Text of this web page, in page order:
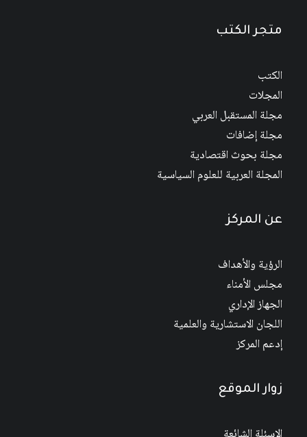
متجر الكتب
الكتب
المجلات
مجلة المستقبل العربي
مجلة إضافات
مجلة بحوث اقتصادية
المجلة العربية للعلوم السياسية
عن المركز
الرؤية والأهداف
مجلس الأمناء
الجهاز الإداري
اللجان الاستشارية والعلمية
إدعم المركز
زوار الموقع